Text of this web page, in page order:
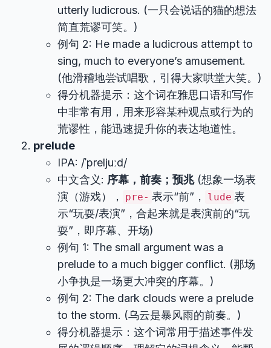
utterly ludicrous. (一只会说话的猫的想法
简直荒谬可笑。)
例句 2: He made a ludicrous attempt to
sing, much to everyone’s amusement.
(他滑稽地尝试唱歌，引得大家哄堂大笑。)
得分机器提示：这个词在雅思口语和写作
中非常有用，用来形容某种观点或行为的
荒谬性，能迅速提升你的表达地道性。
prelude
IPA: /ˈpreljuːd/
中文含义: 序幕，前奏；预兆(想象一场表
演（游戏），
pre- 表示“前”， lude 表
示“玩耍/表演”，合起来就是表演前的“玩
耍”，即序幕、开场)
例句 1: The small argument was a
prelude to a much bigger conflict. (那场
小争执是一场更大冲突的序幕。)
例句 2: The dark clouds were a prelude
to the storm. (乌云是暴风雨的前奏。)
得分机器提示：这个词常用于描述事件发